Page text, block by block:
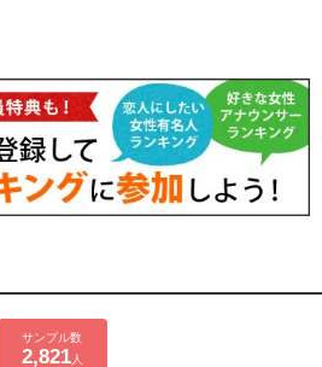
サンプル数
2,821人